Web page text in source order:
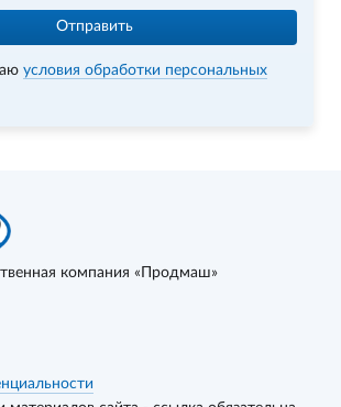
Отправить
условия обработки персональных
компания «Продмаш»